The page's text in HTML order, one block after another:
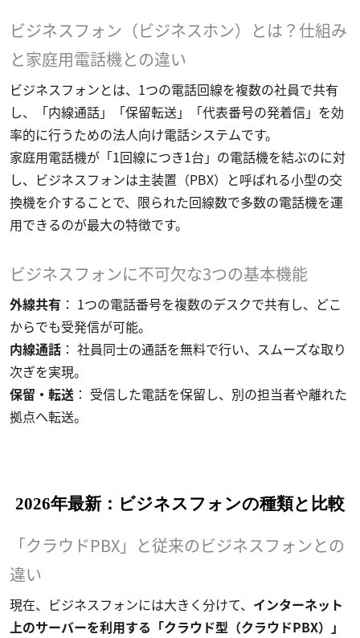
ビジネスフォン（ビジネスホン）とは？仕組み
と家庭用電話機との違い
ビジネスフォンとは、1つの電話回線を複数の社員で共有
し、「内線通話」「保留転送」「代表番号の発着信」を効
率的に行うための法人向け電話システムです。
家庭用電話機が「1回線につき1台」の電話機を結ぶのに対
し、ビジネスフォンは主装置（PBX）と呼ばれる小型の交
換機を介することで、限られた回線数で多数の電話機を運
用できるのが最大の特徴です。
ビジネスフォンに不可欠な3つの基本機能
外線共有： 1つの電話番号を複数のデスクで共有し、どこ
からでも受発信が可能。
内線通話： 社員同士の通話を無料で行い、スムーズな取り
次ぎを実現。
保留・転送： 受信した電話を保留し、別の担当者や離れた
拠点へ転送。
2026年最新：ビジネスフォンの種類と比較
「クラウドPBX」と従来のビジネスフォンとの
違い
現在、ビジネスフォンには大きく分けて、 インターネット
上のサーバーを利用する「クラウド型（クラウドPBX）」